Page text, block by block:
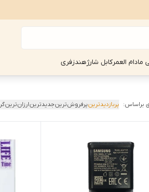
مادام العمرکابل شارژهندزفری
براساس: پربازدیدترینپرفروش‌ترینجدیدترینارزان‌ترین